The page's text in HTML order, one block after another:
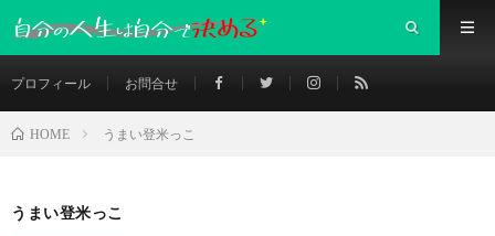
プロフィール お問合せ
HOME うまい登米っこ
うまい登米っこ